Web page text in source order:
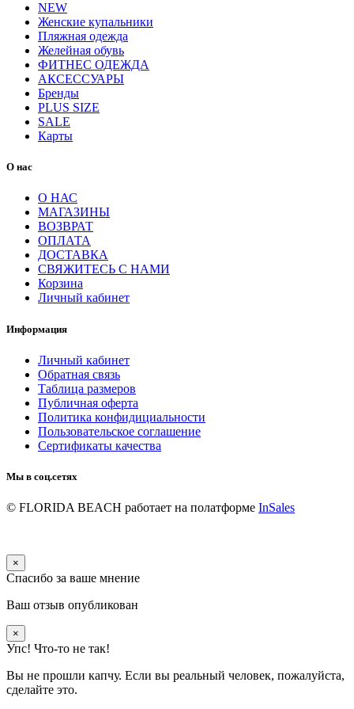
NEW
Женские купальники
Пляжная одежда
Желейная обувь
ФИТНЕС ОДЕЖДА
АКСЕССУАРЫ
Бренды
PLUS SIZE
SALE
Карты
О нас
О НАС
МАГАЗИНЫ
ВОЗВРАТ
ОПЛАТА
ДОСТАВКА
СВЯЖИТЕСЬ С НАМИ
Корзина
Личный кабинет
Информация
Личный кабинет
Обратная связь
Таблица размеров
Публичная оферта
Политика конфидициальности
Пользовательское соглашение
Сертификаты качества
Мы в соц.сетях
© FLORIDA BEACH работает на полатформе InSales
×
Спасибо за ваше мнение
Ваш отзыв опубликован
×
Упс! Что-то не так!
Вы не прошли капчу. Если вы реальный человек, пожалуйста,
сделайте это.